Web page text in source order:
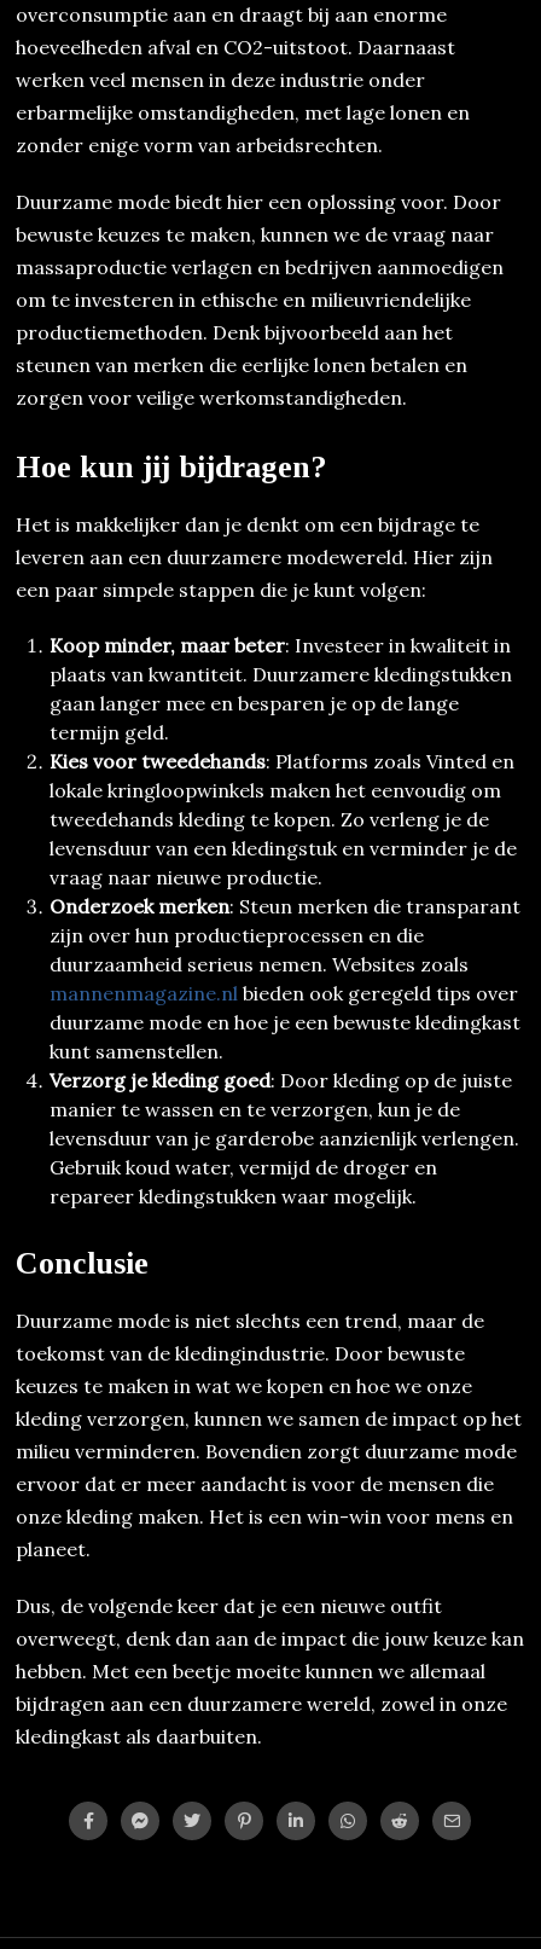
overconsumptie aan en draagt bij aan enorme
hoeveelheden afval en CO2-uitstoot. Daarnaast
werken veel mensen in deze industrie onder
erbarmelijke omstandigheden, met lage lonen en
zonder enige vorm van arbeidsrechten.
Duurzame mode biedt hier een oplossing voor. Door
bewuste keuzes te maken, kunnen we de vraag naar
massaproductie verlagen en bedrijven aanmoedigen
om te investeren in ethische en milieuvriendelijke
productiemethoden. Denk bijvoorbeeld aan het
steunen van merken die eerlijke lonen betalen en
zorgen voor veilige werkomstandigheden.
Hoe kun jij bijdragen?
Het is makkelijker dan je denkt om een bijdrage te
leveren aan een duurzamere modewereld. Hier zijn
een paar simpele stappen die je kunt volgen:
Koop minder, maar beter: Investeer in kwaliteit in
plaats van kwantiteit. Duurzamere kledingstukken
gaan langer mee en besparen je op de lange
termijn geld.
Kies voor tweedehands: Platforms zoals Vinted en
lokale kringloopwinkels maken het eenvoudig om
tweedehands kleding te kopen. Zo verleng je de
levensduur van een kledingstuk en verminder je de
vraag naar nieuwe productie.
Onderzoek merken: Steun merken die transparant
zijn over hun productieprocessen en die
duurzaamheid serieus nemen. Websites zoals
mannenmagazine.nl bieden ook geregeld tips over
duurzame mode en hoe je een bewuste kledingkast
kunt samenstellen.
Verzorg je kleding goed: Door kleding op de juiste
manier te wassen en te verzorgen, kun je de
levensduur van je garderobe aanzienlijk verlengen.
Gebruik koud water, vermijd de droger en
repareer kledingstukken waar mogelijk.
Conclusie
Duurzame mode is niet slechts een trend, maar de
toekomst van de kledingindustrie. Door bewuste
keuzes te maken in wat we kopen en hoe we onze
kleding verzorgen, kunnen we samen de impact op het
milieu verminderen. Bovendien zorgt duurzame mode
ervoor dat er meer aandacht is voor de mensen die
onze kleding maken. Het is een win-win voor mens en
planeet.
Dus, de volgende keer dat je een nieuwe outfit
overweegt, denk dan aan de impact die jouw keuze kan
hebben. Met een beetje moeite kunnen we allemaal
bijdragen aan een duurzamere wereld, zowel in onze
kledingkast als daarbuiten.